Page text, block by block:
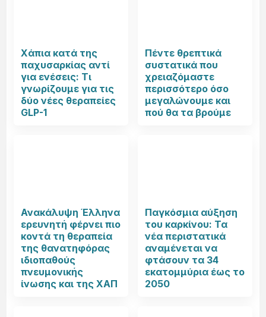
Χάπια κατά της
παχυσαρκίας αντί
για ενέσεις: Τι
γνωρίζουμε για τις
δύο νέες θεραπείες
GLP-1
Πέντε θρεπτικά
συστατικά που
χρειαζόμαστε
περισσότερο όσο
μεγαλώνουμε και
πού θα τα βρούμε
Ανακάλυψη Έλληνα
ερευνητή φέρνει πιο
κοντά τη θεραπεία
της θανατηφόρας
ιδιοπαθούς
πνευμονικής
ίνωσης και της ΧΑΠ
Παγκόσμια αύξηση
του καρκίνου: Τα
νέα περιστατικά
αναμένεται να
φτάσουν τα 34
εκατομμύρια έως το
2050